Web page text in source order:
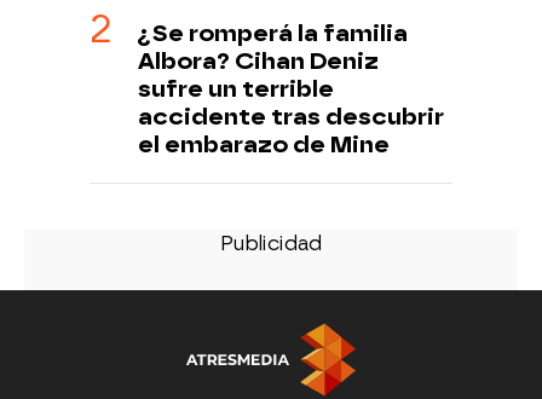
¿Se romperá la familia
Albora? Cihan Deniz
sufre un terrible
accidente tras descubrir
el embarazo de Mine